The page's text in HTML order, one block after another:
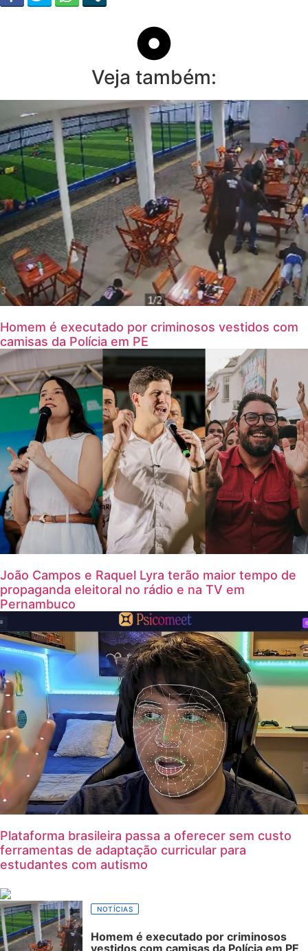
Veja também:
Homem é executado por criminosos vestidos com
camisas da Polícia em PE
João Campos e Raquel Lyra terão maior tempo de
propaganda eleitoral no rádio e na TV em
Pernambuco
Plataforma brasileira passa a oferecer sem custo
ferramentas de adaptação curricular para
estudantes com autismo
NOTÍCIAS
Homem é executado por criminosos